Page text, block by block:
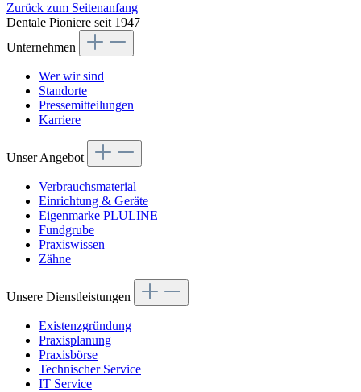
Zurück zum Seitenanfang
Dentale Pioniere seit 1947
Unternehmen
Wer wir sind
Standorte
Pressemitteilungen
Karriere
Unser Angebot
Verbrauchsmaterial
Einrichtung & Geräte
Eigenmarke PLULINE
Fundgrube
Praxiswissen
Zähne
Unsere Dienstleistungen
Existenzgründung
Praxisplanung
Praxisbörse
Technischer Service
IT Service